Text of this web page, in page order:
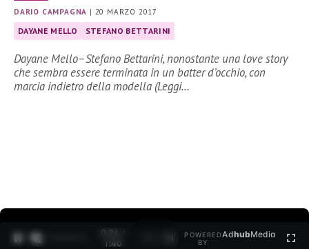
DARIO CAMPAGNA | 20 MARZO 2017
DAYANE MELLO STEFANO BETTARINI
Dayane Mello–Stefano Bettarini, nonostante una love story
che sembra essere terminata in un batter d’occhio, con
marcia indietro della modella (Leggi…
0:27 /
1:40
POWERED
BY
AdhubMedia